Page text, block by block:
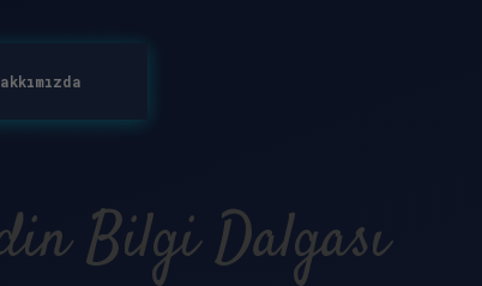
Bilgi Dalgası